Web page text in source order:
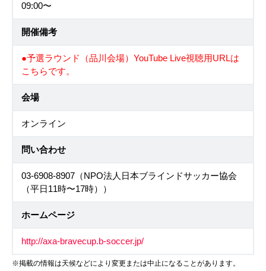
09:00〜
開催備考
●予選ラウンド（品川会場）YouTube Live視聴用URLは
こちらです。
会場
オンライン
問い合わせ
03-6908-8907（NPO法人日本ブラインドサッカー協会
（平日11時〜17時））
ホームページ
http://axa-bravecup.b-soccer.jp/
※掲載の情報は天候などにより変更または中止になることがあります。